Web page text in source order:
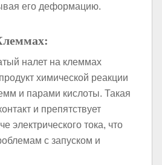
его деформацию.
налет на клеммах
химической реакции
и парами кислоты. Такая
и препятствует
электрического тока, что
с запуском и